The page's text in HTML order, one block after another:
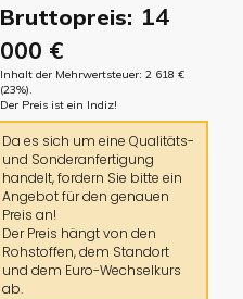
Bruttopreis: 14
000 €
Inhalt der Mehrwertsteuer: 2 618 €
(23%).
Der Preis ist ein Indiz!
Da es sich um eine Qualitäts-
und Sonderanfertigung
handelt, fordern Sie bitte ein
Angebot für den genauen
Preis an!
Der Preis hängt von den
Rohstoffen, dem Standort
und dem Euro-Wechselkurs
ab.